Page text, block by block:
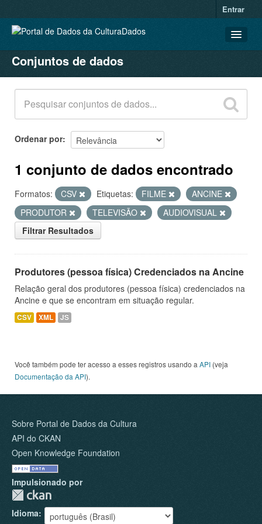
Entrar
CONJUNTOS DE DADOS
ORGANIZAÇÕES
GRUPOS
SOBRE
Conjuntos de dados
Ordenar por
1 conjunto de dados encontrado
Formatos: CSV Etiquetas: FILME
ANCINE
PRODUTOR
TELEVISÃO
AUDIOVISUAL
Filtrar Resultados
Produtores (pessoa física) Credenciados na Ancine
Relação geral dos produtores (pessoa física) credenciados na
Ancine e que se encontram em situação regular.
CSV XML JS
Você também pode ter acesso a esses registros usando a API (veja
Documentação da API).
Sobre Portal de Dados da Cultura
API do CKAN
Open Knowledge Foundation
Impulsionado por
Idioma